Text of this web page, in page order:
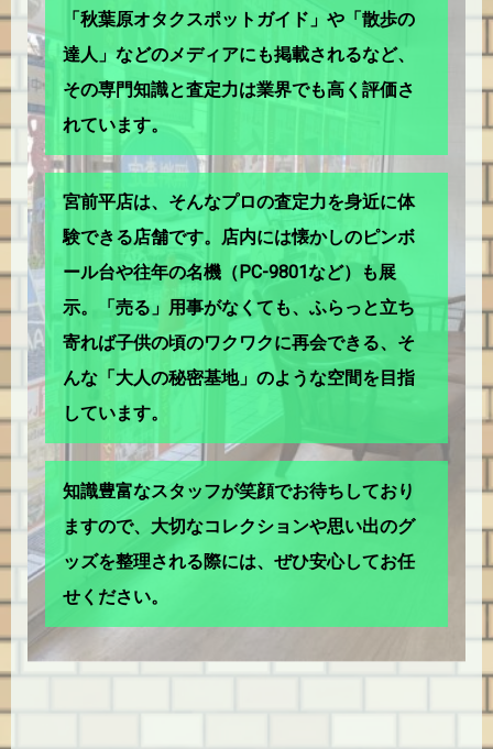
「秋葉原オタクスポットガイド」や「散歩の
達人」などのメディアにも掲載されるなど、
その専門知識と査定力は業界でも高く評価さ
れています。
宮前平店は、そんなプロの査定力を身近に体
験できる店舗です。店内には懐かしのピンボ
ール台や往年の名機（PC-9801など）も展
示。「売る」用事がなくても、ふらっと立ち
寄れば子供の頃のワクワクに再会できる、そ
んな「大人の秘密基地」のような空間を目指
しています。
知識豊富なスタッフが笑顔でお待ちしており
ますので、大切なコレクションや思い出のグ
ッズを整理される際には、ぜひ安心してお任
せください。